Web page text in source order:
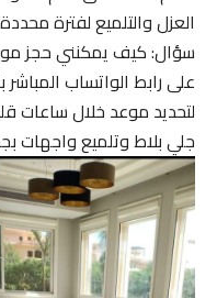
العزل والتلميع لفترة
سؤال: كيف يمكنني حجز
على رابط الواتساب المباشر
لتحديد موعد خلال ساعات
جلي بلاط وتلميع واجهات